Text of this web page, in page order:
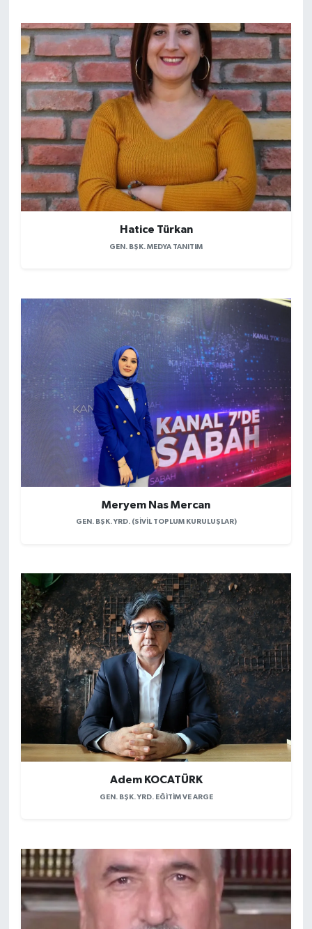
Hatice Türkan
GEN. BŞK. MEDYA TANITIM
Meryem Nas Mercan
GEN. BŞK. YRD. (SIVIL TOPLUM KURULUŞLAR)
Adem KOCATÜRK
GEN. BŞK. YRD. EĞITIM VE ARGE